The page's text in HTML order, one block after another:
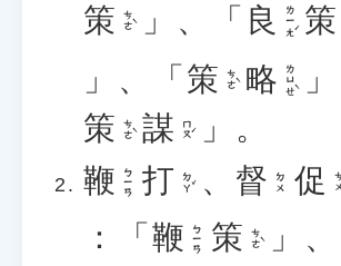
策 ㄘㄜˋ 」、「 良 ㄌㄧㄤˊ 策
」、「 策 ㄘㄜˋ 略 ㄌㄩㄝˋ
策 ㄘㄜˋ 謀 ㄇㄡˊ
」。
鞭 ㄅㄧㄢ 打 ㄉㄚˇ 、 督 ㄉㄨ 促 ㄘ
：「 鞭 ㄅㄧㄢ 策 ㄘㄜˋ 」、